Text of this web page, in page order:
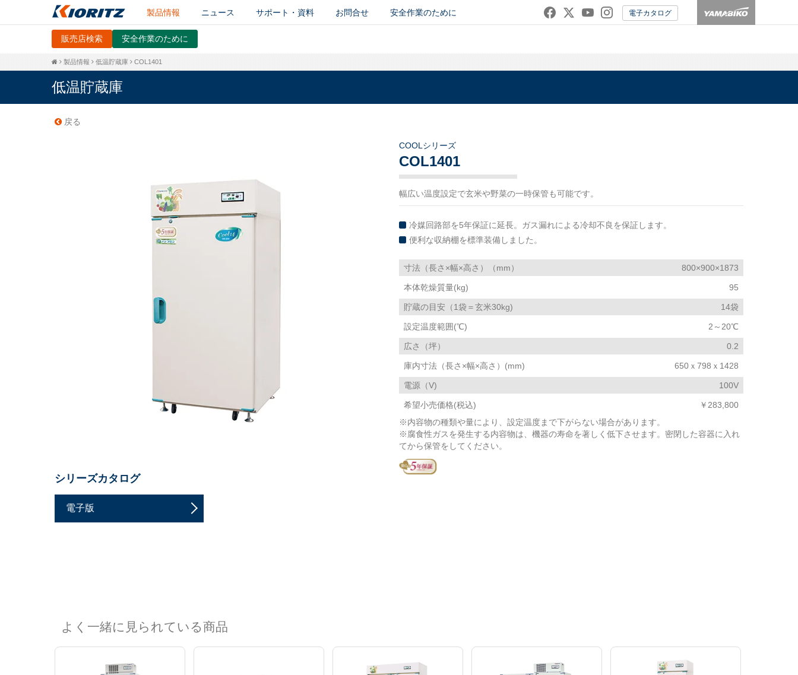
製品情報 ニュース サポート・資料 お問合せ 安全作業のために 電子カタログ
販売店検索 安全作業のために
製品情報 低温貯蔵庫 COL1401
低温貯蔵庫
戻る
シリーズカタログ
電子版
COOLシリーズ
COL1401
幅広い温度設定で玄米や野菜の一時保管も可能です。
冷媒回路部を5年保証に延長。ガス漏れによる冷却不良を保証します。
便利な収納棚を標準装備しました。
寸法（長さ×幅×高さ）（mm） 800×900×1873
本体乾燥質量(kg) 95
貯蔵の目安（1袋＝玄米30kg) 14袋
設定温度範囲(℃) 2～20℃
広さ（坪） 0.2
庫内寸法（長さ×幅×高さ）(mm) 650ｘ798ｘ1428
電源（V) 100V
希望小売価格(税込)
￥283,800
※内容物の種類や量により、設定温度まで下がらない場合があります。
※腐食性ガスを発生する内容物は、機器の寿命を著しく低下させます。密閉した容器に入れ
てから保管をしてください。
よく一緒に見られている商品